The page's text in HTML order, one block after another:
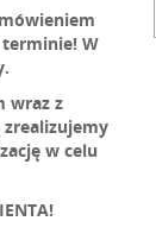
W
wraz z
w celu